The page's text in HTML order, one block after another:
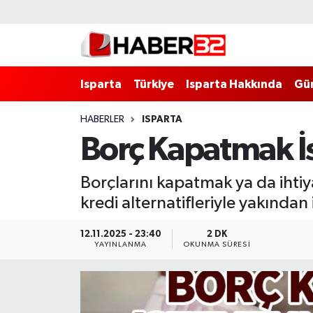
Isparta Türkiye Isparta Hakkında
HABERLER ISPARTA
Borç Kapatmak
Borçlarını kapatmak ya da
kredi alternatifleriyle yakından
12.11.2025 - 23:40
YAYINLANMA
2 DK
OKUNMA SÜRESI
Isparta Hakkında
Esnaf Diyor ki;
BİLİM VE TEKNOLOJİ
EĞİTİM
Isparta Nöbetçi Eczaneler
Isparta Hava Durumu
Isparta Trafik Yoğunluk Haritası
Süper Lig Puan Durumu ve Fikstür
Tüm Manşetler
Son Dakika Haberleri